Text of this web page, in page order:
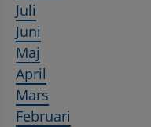
Juli
Juni
Maj
April
Mars
Februari